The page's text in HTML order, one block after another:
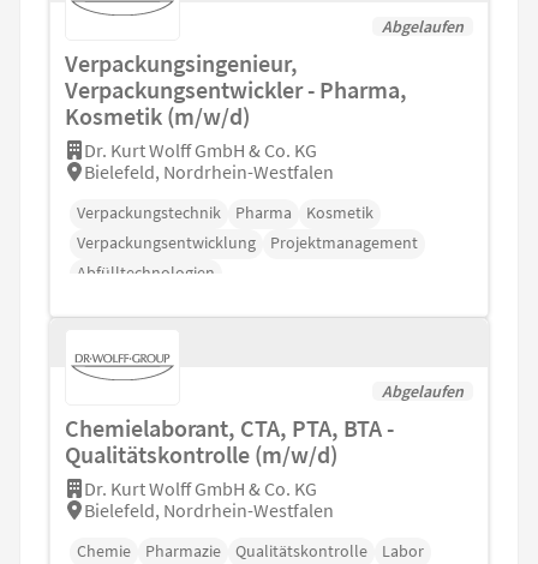
Abgelaufen
Verpackungsingenieur,
Verpackungsentwickler - Pharma,
Kosmetik (m/w/d)
Dr. Kurt Wolff GmbH & Co. KG
Bielefeld, Nordrhein-Westfalen
Verpackungstechnik Pharma
Kosmetik
Verpackungsentwicklung
Projektmanagement
Abfülltechnologien
Abgelaufen
Chemielaborant, CTA, PTA, BTA -
Qualitätskontrolle (m/w/d)
Dr. Kurt Wolff GmbH & Co. KG
Bielefeld, Nordrhein-Westfalen
Chemie Pharmazie Qualitätskontrolle
Labor